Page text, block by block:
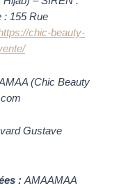
: 155 Rue
chic-beauty-
(Chic Beauty
Gustave
: AMAAMAA